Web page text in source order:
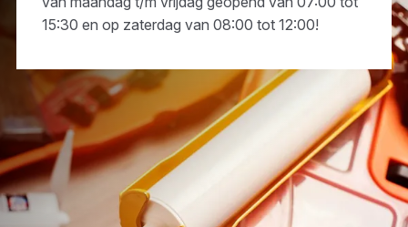
15:30 en op zaterdag van 08:00 tot 12:00!